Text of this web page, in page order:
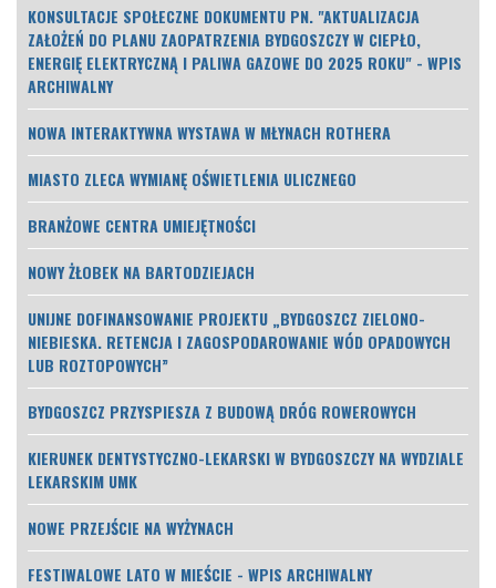
KONSULTACJE SPOŁECZNE DOKUMENTU PN. "AKTUALIZACJA
ZAŁOŻEŃ DO PLANU ZAOPATRZENIA BYDGOSZCZY W CIEPŁO,
ENERGIĘ ELEKTRYCZNĄ I PALIWA GAZOWE DO 2025 ROKU" - WPIS
ARCHIWALNY
NOWA INTERAKTYWNA WYSTAWA W MŁYNACH ROTHERA
MIASTO ZLECA WYMIANĘ OŚWIETLENIA ULICZNEGO
BRANŻOWE CENTRA UMIEJĘTNOŚCI
NOWY ŻŁOBEK NA BARTODZIEJACH
UNIJNE DOFINANSOWANIE PROJEKTU „BYDGOSZCZ ZIELONO-
NIEBIESKA. RETENCJA I ZAGOSPODAROWANIE WÓD OPADOWYCH
LUB ROZTOPOWYCH”
BYDGOSZCZ PRZYSPIESZA Z BUDOWĄ DRÓG ROWEROWYCH
KIERUNEK DENTYSTYCZNO-LEKARSKI W BYDGOSZCZY NA WYDZIALE
LEKARSKIM UMK
NOWE PRZEJŚCIE NA WYŻYNACH
FESTIWALOWE LATO W MIEŚCIE - WPIS ARCHIWALNY